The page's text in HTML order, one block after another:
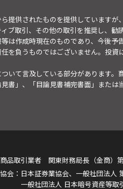
提供されたものを提供しています
ブ取引、その他の取引を推奨し、勧
は作成時現在のものであり、今後
を負うものではございません。投
いて言及している部分があります
書」、「目論見書補完書面」または
品取引業者 関東財務局長（金商）
日本証券業協会、一般社団法人
一般社団法人 日本暗号資産等